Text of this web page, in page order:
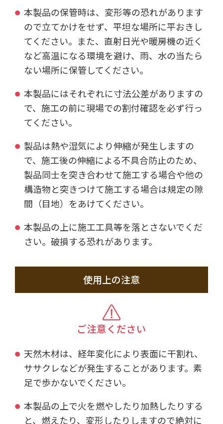
本製品の保管時は、変形等の恐れがあります
ので立てかけをせず、平坦な場所に平おきし
てください。また、直射日光や暖房機の近く
など高温になる環境を避け、雨、水の当たら
ない場所に保管してください。
本製品にはそれぞれに寸法公差がありますの
で、施工の前に現場での割付確認を必ず行っ
てください。
製品は熱や湿気により伸縮が発生しますの
で、施工後の伸縮による不具合防止のため、
製品同士を突き合わせて施工する場合や他の
構造物と突きつけて施工する場合は規定の隙
間（目地）をあけてください。
本製品の上に施工工具等を落とさないでくだ
さい。破損する恐れがあります。
使用上の注意
ご注意ください
天然木材は、経年変化により表面に干割れ、
ササクレなどが発生することがあります。素
足で歩かないでください。
本製品の上で火を燃やしたり加熱したりする
と、燃えたり、変形したりしますので絶対に